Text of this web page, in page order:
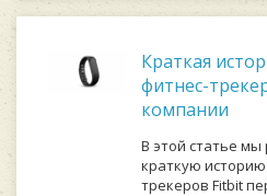
Краткая
фитнес-
компании
В этой статье мы
краткую
трекеров Fitbit